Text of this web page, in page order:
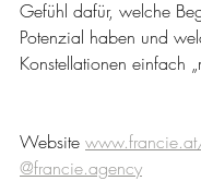
Gefühl dafür, welche
Potenzial haben und
Konstellationen einfach
Website
@francie.agency